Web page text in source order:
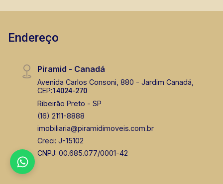
Endereço
Piramid - Canadá
Avenida Carlos Consoni, 880 - Jardim Canadá,
CEP:14024-270
Ribeirão Preto - SP
(16) 2111-8888
imobiliaria@piramidimoveis.com.br
Creci: J-15102
CNPJ: 00.685.077/0001-42